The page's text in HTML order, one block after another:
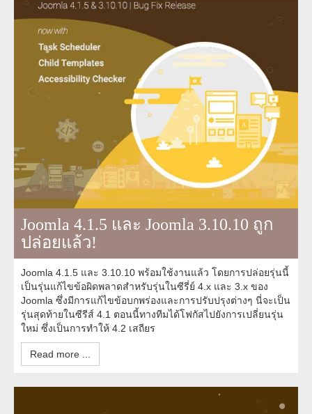
Joomla 4.1.5 และ Joomla 3.10.10 ถูก
ปล่อยแล้ว!
Joomla 4.1.5 และ 3.10.10 พร้อมใช้งานแล้ว โดยการปล่อยรุ่นนี้
เป็นรุ่นแก้ไขข้อผิดพลาดสำหรับรุ่นในซีรี่ย์ 4.x และ 3.x ของ
Joomla ซึ่งมีการแก้ไขข้อบกพร่องและการปรับปรุงต่างๆ นี่จะเป็น
รุ่นสุดท้ายในซีรีส์ 4.1 ตอนนี้ทางทีมได้โฟกัสไปยังการเปลี่ยนรุ่น
ใหม่ ซึ่งเป็นการทำให้ 4.2 เสถียร
Read more ...